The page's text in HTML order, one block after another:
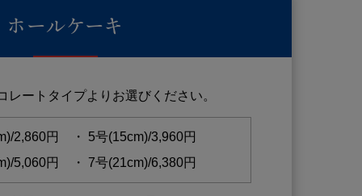
ホールケーキ
レートタイプよりお選びください。
2,860円 ・ 5号(15cm)/3,960円
5,060円 ・ 7号(21cm)/6,380円